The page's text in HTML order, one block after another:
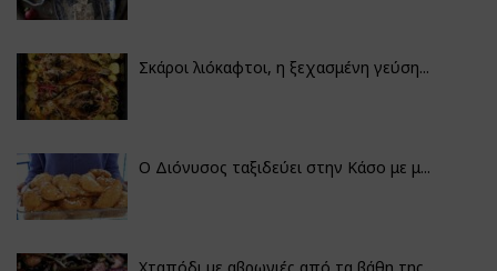
Σκάροι λιόκαφτοι, η ξεχασμένη γεύση...
Ο Διόνυσος ταξιδεύει στην Κάσο με μ...
Χταπόδι με αβρωνιές από τα βάθη της...